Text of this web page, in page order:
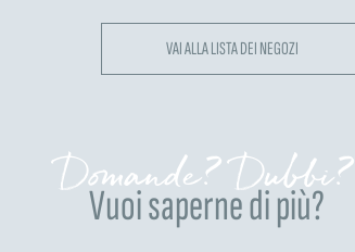
VAI ALLA LISTA DEI NEGOZI
Vuoi saperne di più?
Domande? Dubbi?